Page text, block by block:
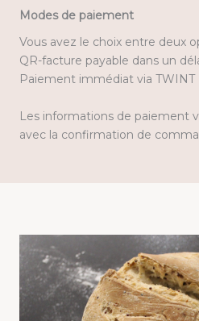
Modes de paiement
Vous avez le choix entre deux
QR-facture payable dans un
Paiement immédiat via TWINT
Les informations de paiement
avec la confirmation de